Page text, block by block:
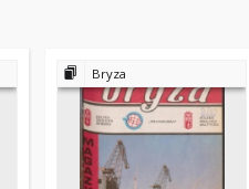
Bryza